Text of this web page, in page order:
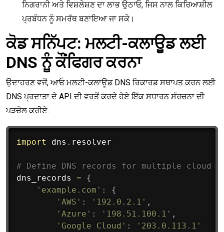
ਨਿਗਰਾਨੀ ਅਤੇ ਵਿਸ਼ਲੇਸ਼ਣ ਦਾ ਲਾਭ ਉਠਾਓ, ਜਿਸ ਨਾਲ ਕਿਰਿਆਸ਼ੀਲ
ਪ੍ਰਬੰਧਨ ਨੂੰ ਸਮਰੱਥ ਬਣਾਇਆ ਜਾ ਸਕੇ।
ਕੋਡ ਸਨਿੱਪਟ: ਮਲਟੀ-ਕਲਾਊਡ ਲਈ
DNS ਨੂੰ ਕੌਂਫਿਗਰ ਕਰਨਾ
ਉਦਾਹਰਣ ਵਜੋਂ, ਆਓ ਮਲਟੀ-ਕਲਾਊਡ DNS ਰਿਕਾਰਡ ਸਥਾਪਤ ਕਰਨ ਲਈ
DNS ਪ੍ਰਦਾਤਾ ਦੇ API ਦੀ ਵਰਤੋਂ ਕਰਦੇ ਹੋਏ ਇੱਕ ਸਧਾਰਨ ਸੰਰਚਨਾ ਦੀ
ਪੜਚੋਲ ਕਰੀਏ:
import dns . resolver
# Define DNS records for multiple cloud
dns_records =
{
'example.com' :
{
'AWS' : '192.0.2.1' ,
'Azure' : '198.51.100.1' ,
'Google Cloud' :
'203.0.113.1'